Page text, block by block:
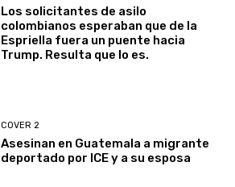
Los solicitantes de asilo
colombianos esperaban que de la
Espriella fuera un puente hacia
Trump. Resulta que lo es.
COVER 2
Asesinan en Guatemala a migrante
deportado por ICE y a su esposa